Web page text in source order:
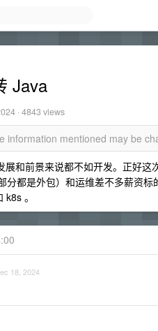
Java
· 4843 views
information mentioned may be
和前景来说都不如开发。正好
分都是外包）和运维差不多薪资
。
18, 2024